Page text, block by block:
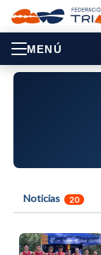
MENÚ
Noticias 20